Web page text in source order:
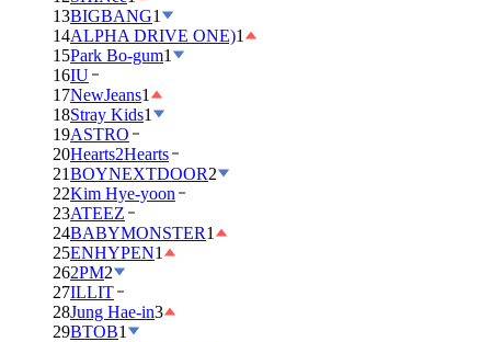
13BIGBANG1
14ALPHA DRIVE ONE)1
15Park Bo-gum1
16IU
17NewJeans1
18Stray Kids1
19ASTRO
20Hearts2Hearts
21BOYNEXTDOOR2
22Kim Hye-yoon
23ATEEZ
24BABYMONSTER1
25ENHYPEN1
262PM2
27ILLIT
28Jung Hae-in3
29BTOB1